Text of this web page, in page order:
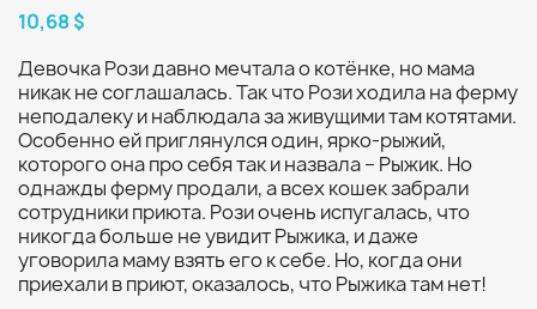
10,68 $
Девочка Рози давно мечтала о котёнке, но мама
никак не соглашалась. Так что Рози ходила на ферму
неподалеку и наблюдала за живущими там котятами.
Особенно ей приглянулся один, ярко-рыжий,
которого она про себя так и назвала – Рыжик. Но
однажды ферму продали, а всех кошек забрали
сотрудники приюта. Рози очень испугалась, что
никогда больше не увидит Рыжика, и даже
уговорила маму взять его к себе. Но, когда они
приехали в приют, оказалось, что Рыжика там нет!